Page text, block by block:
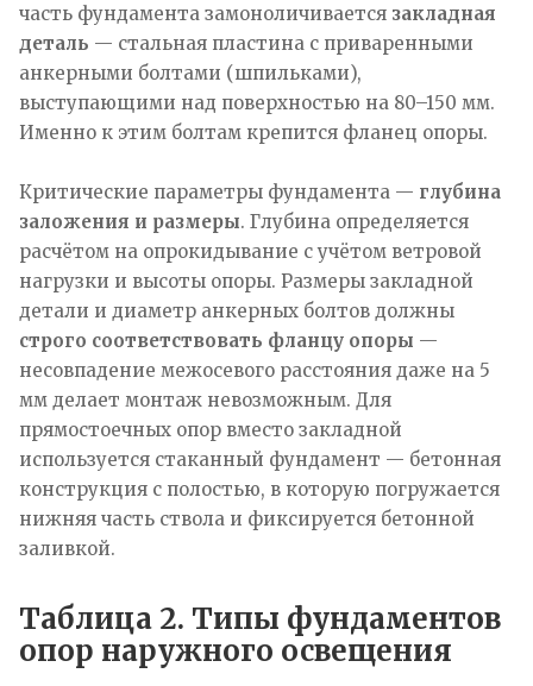
часть фундамента замоноличивается закладная
деталь — стальная пластина с приваренными
анкерными болтами (шпильками),
выступающими над поверхностью на 80–150 мм.
Именно к этим болтам крепится фланец опоры.
Критические параметры фундамента — глубина
заложения и размеры. Глубина определяется
расчётом на опрокидывание с учётом ветровой
нагрузки и высоты опоры. Размеры закладной
детали и диаметр анкерных болтов должны
строго соответствовать фланцу опоры —
несовпадение межосевого расстояния даже на 5
мм делает монтаж невозможным. Для
прямостоечных опор вместо закладной
используется стаканный фундамент — бетонная
конструкция с полостью, в которую погружается
нижняя часть ствола и фиксируется бетонной
заливкой.
Таблица 2. Типы фундаментов
опор наружного освещения